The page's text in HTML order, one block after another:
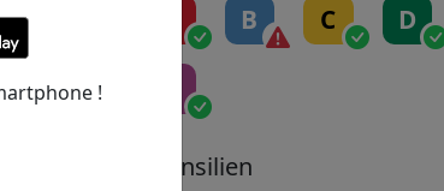
299m
B C D
Transilien
!